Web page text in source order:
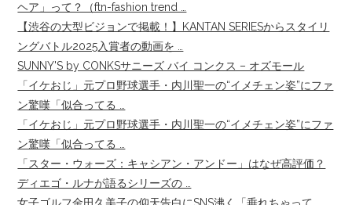
ヘア」って？（ftn-fashion trend …
【渋谷の大型ビジョンで掲載！】KANTAN SERIESからスタイリ
ングバトル2025入賞者の動画を …
SUNNY'S by CONKSサニーズ バイ コンクス – オズモール
「イケおじ」元プロ野球選手・内川聖一の“イメチェン姿”にファ
ン驚嘆「似合ってる …
「イケおじ」元プロ野球選手・内川聖一の“イメチェン姿”にファ
ン驚嘆「似合ってる …
「スター・ウォーズ：キャシアン・アンドー」はなぜ高評価？
ディエゴ・ルナが語るシリーズの …